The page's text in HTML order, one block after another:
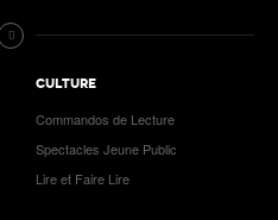
CULTURE
Commandos de Lecture
Spectacles Jeune Public
Lire et Faire Lire